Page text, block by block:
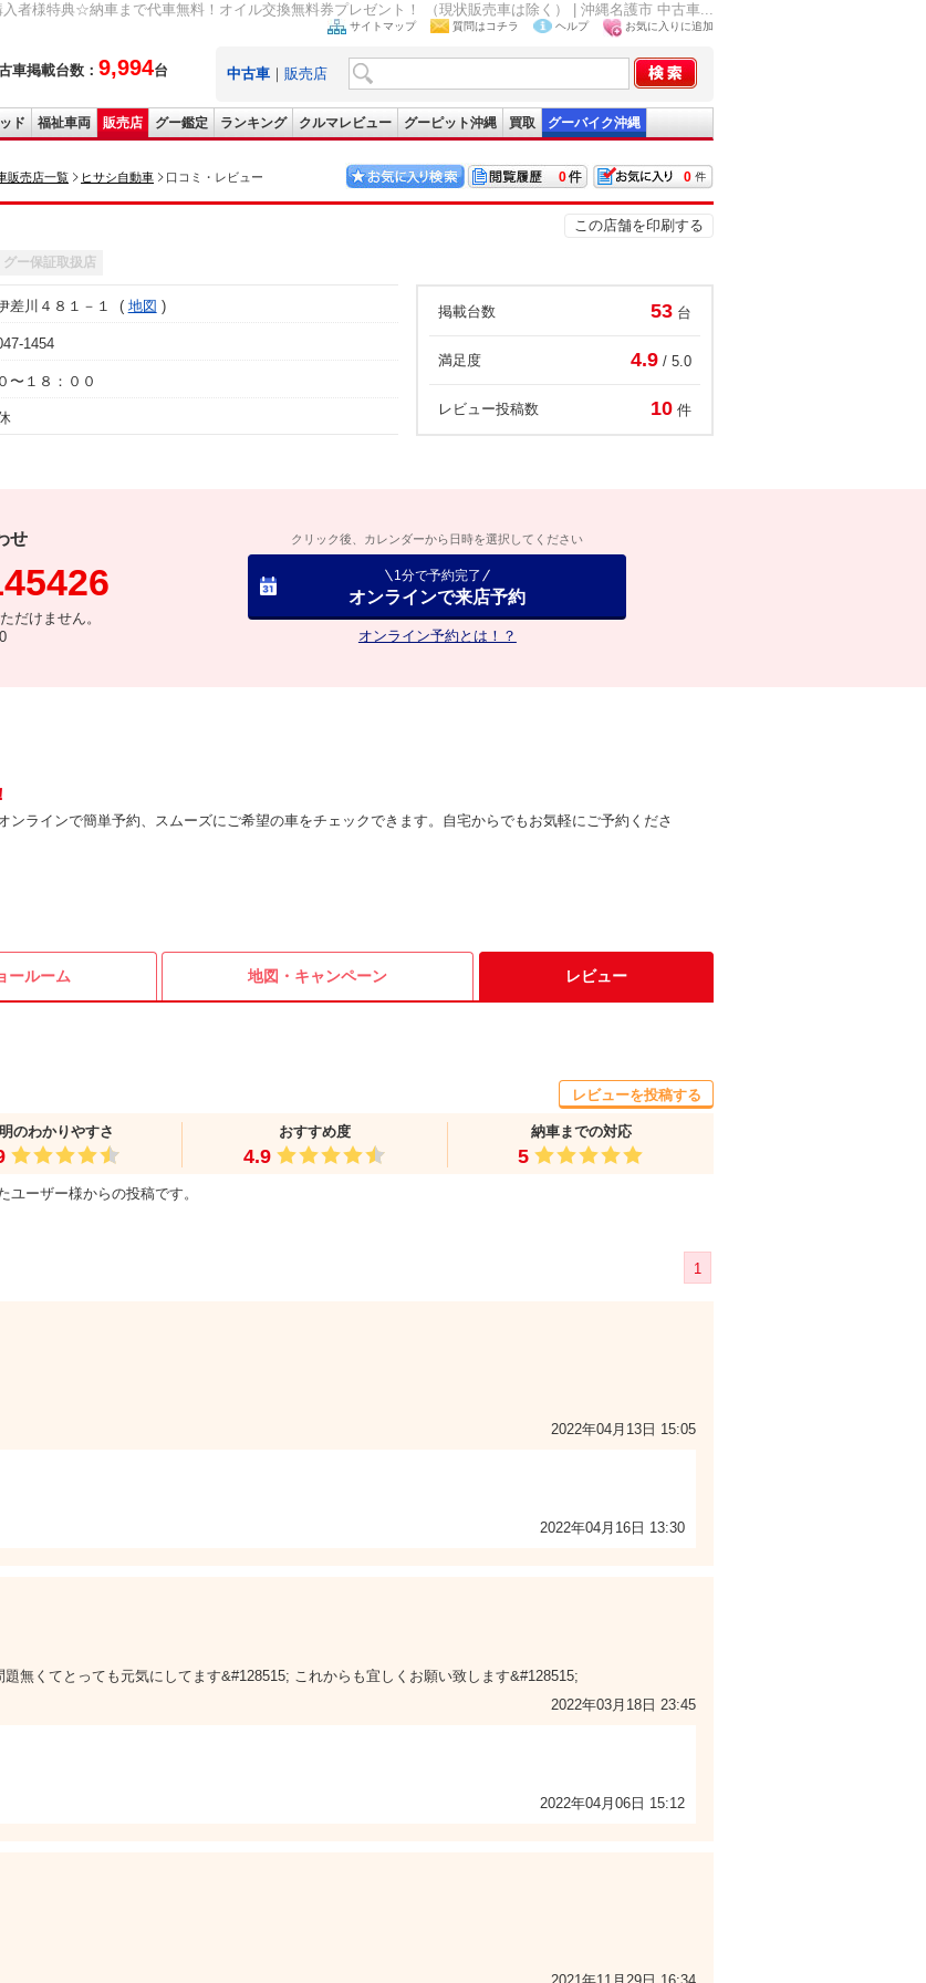
者様特典☆納車まで代車無料！オイル交換無料券プレゼント！ （現状販売車は除く） | 沖縄名護市 中古車...
車掲載台数： 9,994台
サイトマップ 質問はコチラ ヘルプ お気に入りに追加
中古車 ｜ 販売店
ド 福祉車両 販売店 グー鑑定 ランキング クルマレビュー グーピット沖縄 買取 グーバイク沖縄
販売店一覧 ヒサシ自動車 口コミ・レビュー 0
0
この店舗を印刷する
グー保証取扱店
差川４８１－１ 地図
1454
〜１８：００
掲載台数 53 台
満足度 4.9 / 5.0
レビュー投稿数 10 件
せ
だけません。
クリック後、カレンダーから日時を選択してください
1分で予約完了
オンラインで来店予約
オンライン予約とは！？
ンラインで簡単予約、スムーズにご希望の車をチェックできます。自宅からでもお気軽にご予約くださ
ールーム 地図・ キャンペーン レビュー
のわかりやすさ おすすめ度
4.9
納車までの対応
5
ーザー様からの投稿です。
レビューを投稿する
1
2022年04月13日 15:05
2022年04月16日 13:30
無くてとっても元気にしてます&#128515; これからも宜しくお願い致します&#128515;
2022年03月18日 23:45
2022年04月06日 15:12